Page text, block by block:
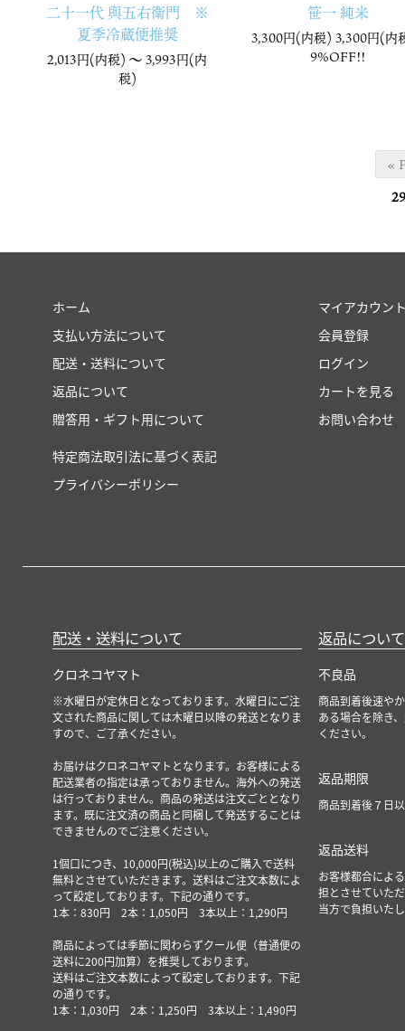
二十一代 與五右衛門 ※
夏季冷蔵便推奨
2,013円(内税) 〜3,993円(内
税)
笹一 純米
3,300円(内税) 3,300円(内
9%OFF!!
«
29
ホーム
支払い方法について
配送・送料について
返品について
贈答用・ギフト用について
特定商法取引法に基づく表記
プライバシーポリシー
マイアカウン
会員登録
ログイン
カートを見る
お問い合わせ
配送・送料について
クロネコヤマト
※水曜日が定休日となっております。水曜日にご注
文された商品に関しては木曜日以降の発送となりま
すので、ご了承ください。
お届けはクロネコヤマトとなります。お客様による
配送業者の指定は承っておりません。海外への発送
は行っておりません。商品の発送は注文ごととなり
ます。既に注文済の商品と同梱して発送することは
できませんのでご注意ください。
1個口につき、10,000円(税込)以上のご購入で送料
無料とさせていただきます。送料はご注文本数によ
って設定しております。下記の通りです。
1本：830円 2本：1,050円 3本以上：1,290円
商品によっては季節に関わらずクール便（普通便の
送料に200円加算）を推奨しております。
送料はご注文本数によって設定しております。下記
の通りです。
1本：1,030円 2本：1,250円 3本以上：1,490円
返品について
不良品
商品到着後速や
ある場合を除き
ください。
返品期限
商品到着後７日
返品送料
お客様都合によ
担とさせていた
当方で負担いた